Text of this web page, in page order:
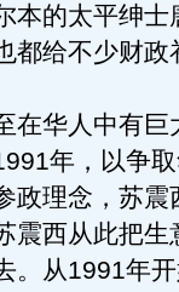
本的太平绅士
都给不少财政
华人中有巨
年，以争
政理念，苏震
震西从此把生
。从1991年